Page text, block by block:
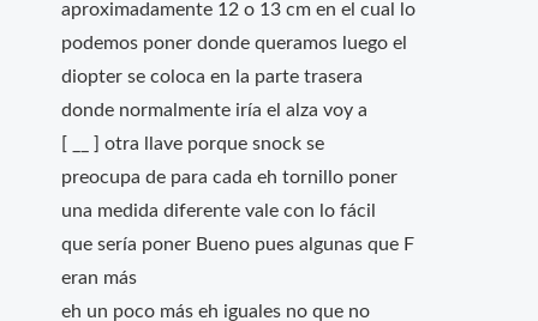
aproximadamente 12 o 13 cm en el cual lo
podemos poner donde queramos luego el
diopter se coloca en la parte trasera
donde normalmente iría el alza voy a
[ __ ] otra llave porque snock se
preocupa de para cada eh tornillo poner
una medida diferente vale con lo fácil
que sería poner Bueno pues algunas que F
eran más
eh un poco más eh iguales no que no